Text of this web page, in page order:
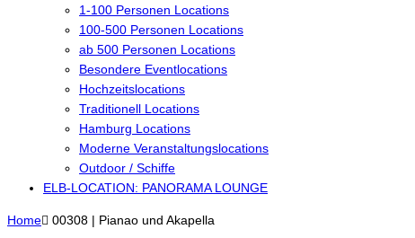
1-100 Personen Locations
100-500 Personen Locations
ab 500 Personen Locations
Besondere Eventlocations
Hochzeitslocations
Traditionell Locations
Hamburg Locations
Moderne Veranstaltungslocations
Outdoor / Schiffe
ELB-LOCATION: PANORAMA LOUNGE
Home 00308 | Pianao und Akapella